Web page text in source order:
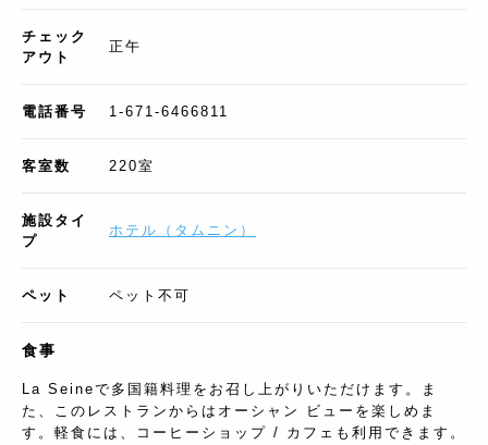
チェック
アウト
正午
電話番号 1-671-6466811
客室数 220室
施設タイ
プ
ホテル （ タムニン ）
ペット ペット不可
食事
La Seineで多国籍料理をお召し上がりいただけます。ま
た、このレストランからはオーシャン ビューを楽しめま
す。軽食には、コーヒーショップ / カフェも利用できます。